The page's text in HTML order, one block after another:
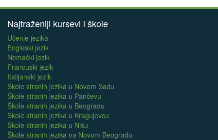
Najtraženiji kursevi i škole
Učenje jezika
Engleski jezik
Nemački jezik
Francuski jezik
Italijanski jezik
Škole stranih jezika u Novom Sadu
Škole stranih jezika u Pančevu
Škole stranih jezika u Beogradu
Škole stranih jezika u Kragujevcu
Škole stranih jezika u Nišu
Škole stranih jezika na Novom Beogradu